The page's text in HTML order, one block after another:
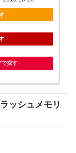
で探す
ッシュメモリ